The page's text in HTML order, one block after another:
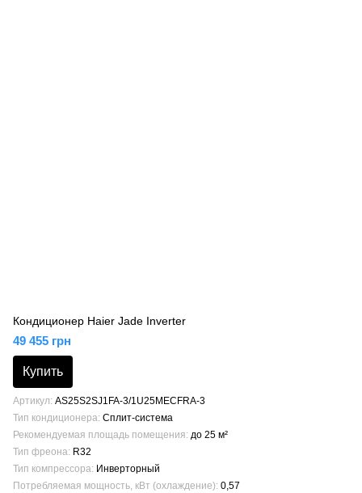
Кондиционер Haier Jade Inverter
49 455 грн
Купить
Артикул AS25S2SJ1FA-3/1U25MECFRA-3
Тип кондиционера Сплит-система
Рекомендуемая площадь помещения до 25 м²
Тип фреона R32
Тип компрессора Инверторный
Потребляемая мощность, кВт (охлаждение) 0,57